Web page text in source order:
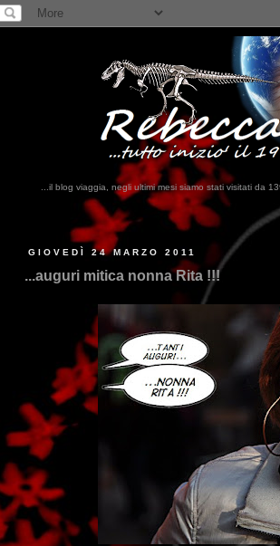
...il blog viaggia, negli ultimi mesi siamo stati visitati da
...qui
GIOVEDÌ 24 MARZO 2011
...auguri mitica nonna Rita !!!